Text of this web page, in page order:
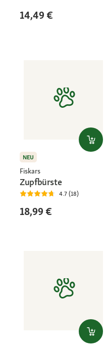
14,49 €
NEU
Fiskars
Zupfbürste
4.7 (18)
18,99 €